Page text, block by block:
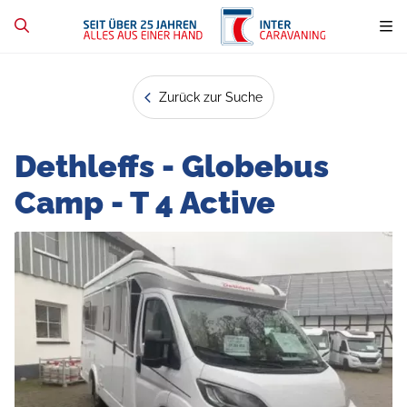
Zurück zur Suche
Dethleffs - Globebus
Camp - T 4 Active